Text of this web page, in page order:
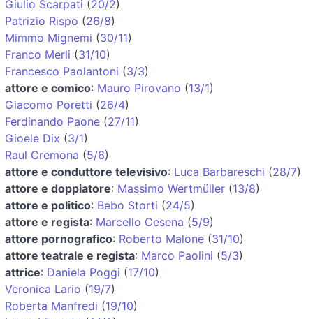
Giulio Scarpati (20/2)
Patrizio Rispo (26/8)
Mimmo Mignemi (30/11)
Franco Merli (31/10)
Francesco Paolantoni (3/3)
attore e comico: Mauro Pirovano (13/1)
Giacomo Poretti (26/4)
Ferdinando Paone (27/11)
Gioele Dix (3/1)
Raul Cremona (5/6)
attore e conduttore televisivo: Luca Barbareschi (28/7)
attore e doppiatore: Massimo Wertmüller (13/8)
attore e politico: Bebo Storti (24/5)
attore e regista: Marcello Cesena (5/9)
attore pornografico: Roberto Malone (31/10)
attore teatrale e regista: Marco Paolini (5/3)
attrice: Daniela Poggi (17/10)
Veronica Lario (19/7)
Roberta Manfredi (19/10)